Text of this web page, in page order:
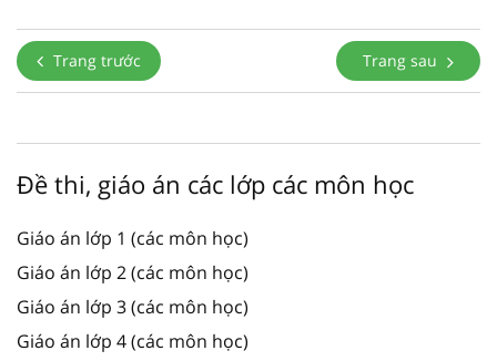
Trang trước Trang sau
Đề thi, giáo án các lớp các môn học
Giáo án lớp 1 (các môn học)
Giáo án lớp 2 (các môn học)
Giáo án lớp 3 (các môn học)
Giáo án lớp 4 (các môn học)